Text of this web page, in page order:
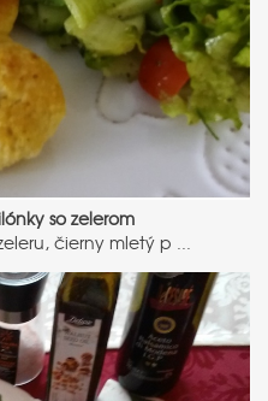
so zelerom
čierny mletý p ...